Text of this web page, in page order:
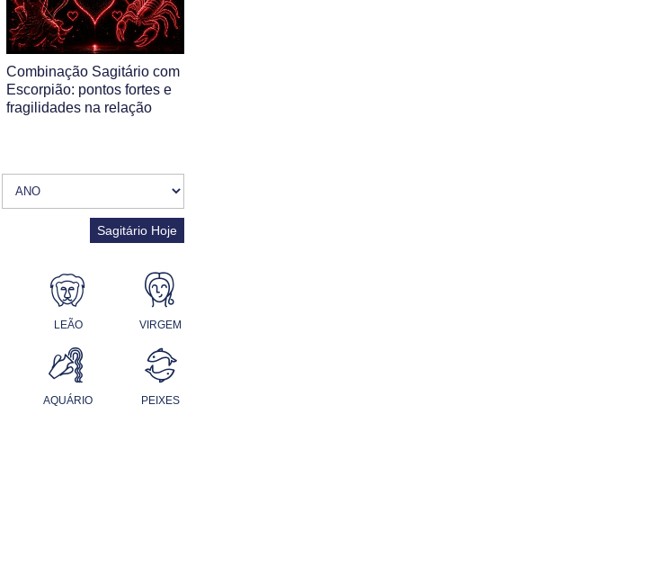
Combinação Sagitário com
Escorpião: pontos fortes e
fragilidades na relação
Sagitário Hoje
LEÃO VIRGEM
AQUÁRIO PEIXES